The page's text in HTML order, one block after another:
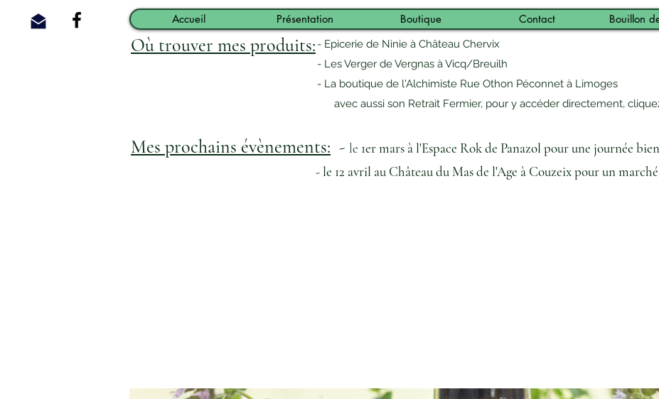
Accueil Présentation Boutique Contact Bouillon
Où trouver mes produits: - Epicerie de Ninie à Château Chervix
- Les Verger de Vergnas à Vicq/Breuilh
- La boutique de l'Alchimiste Rue Othon Péconnet à Limoges
avec aussi son Retrait Fermier, pour y accéder directement,
Mes prochains évènements: - le 1er mars à l'Espace Rok de Panazol pour une journée
- le 12 avril au Château du Mas de l'Age à Couzeix pour un marché